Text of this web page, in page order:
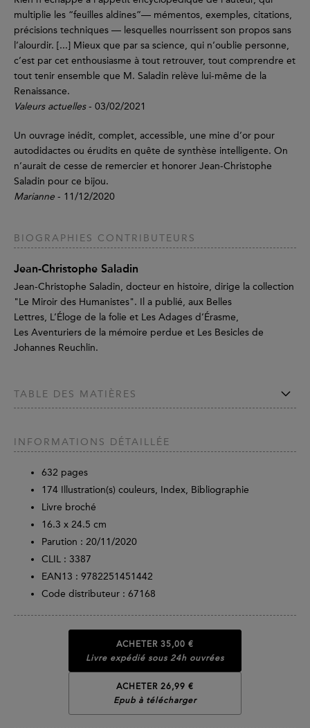
multiplie les “feuilles aldines”— mémentos, exemples, citations,
précisions techniques — lesquelles nourrissent son propos sans
l’alourdir. [...] Mieux que par sa science, qui n’oublie personne,
c’est par cet enthousiasme à tout retrouver, tout comprendre et
tout tenir ensemble que M. Saladin relève lui-même de la
Renaissance.
Valeurs actuelles- 03/02/2021
Un ouvrage inédit, complet, accessible, une mine d’or pour
autodidactes ou érudits en quête de synthèse intelligente. On
n’aurait de cesse de remercier et honorer Jean-Christophe
Saladin pour ce bijou.
Marianne - 11/12/2020
BIOGRAPHIES CONTRIBUTEURS
Jean-Christophe Saladin
Jean-Christophe Saladin, docteur en histoire, dirige la collection
"Le Miroir des Humanistes". Il a publié, aux Belles
Lettres, L’Éloge de la folie et Les Adages d’Érasme,
Les Aventuriers de la mémoire perdue et Les Besicles de
Johannes Reuchlin.
TABLE DES MATIÈRES
INFORMATIONS DÉTAILLÉE
632 pages
174 Illustration(s) couleurs, Index, Bibliographie
Livre broché
16.3 x 24.5 cm
Parution : 20/11/2020
CLIL : 3387
EAN13 : 9782251451442
Code distributeur : 67168
ACHETER 35,00 €
Livre expédié sous 24h ouvrées
ACHETER 26,99 €
Epub à télécharger